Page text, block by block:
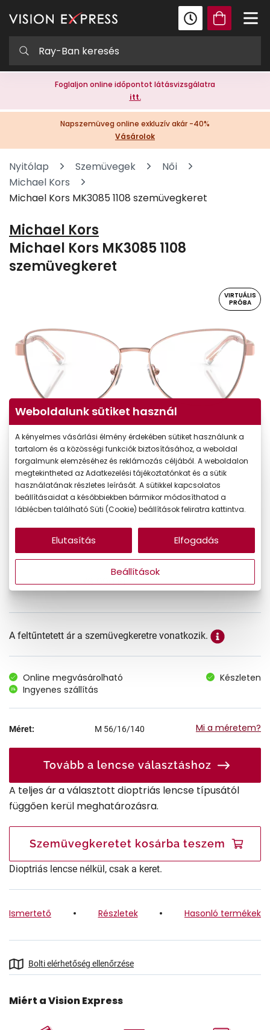
Foglaljon online időpontot látásvizsgálatra
itt.
Napszemüveg online exkluzív akár -40%
Vásárolok
Nyitólap Szemüvegek
Női
Michael Kors
Michael Kors MK3085 1108 szemüvegkeret
Michael Kors
Michael Kors MK3085 1108
szemüvegkeret
VIRTUÁLIS
PRÓBA
Virtuális próba
Ár: 73.990 Ft
A feltűntetett ár a szemüvegkeretre vonatkozik.
Online megvásárolható
Készleten
Ingyenes szállítás
Méret: M 56/16/140 Mi a méretem?
Tovább a lencse választáshoz
A teljes ár a választott dioptriás lencse típusától
függően kerül meghatározásra.
Szemüvegkeretet kosárba teszem
Dioptriás lencse nélkül, csak a keret.
Ismertető Részletek Hasonló termékek
Bolti elérhetőség ellenőrzése
Miért a Vision Express
Weboldalunk sütiket használ
A kényelmes vásárlási élmény érdekében sütiket használunk a
tartalom és a közösségi funkciók biztosításához, a weboldal
forgalmunk elemzéséhez és reklámozás céljából. A weboldalon
megtekintheted az Adatkezelési tájékoztatónkat és a sütik
használatának részletes leírását. A sütikkel kapcsolatos
beállításaidat a későbbiekben bármikor módosíthatod a
láblécben található Süti (Cookie) beállítások feliratra kattintva.
Beállítások
Elutasítás Elfogadás